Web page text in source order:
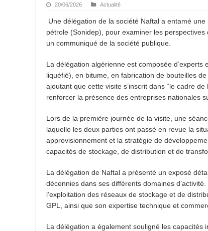
20/06/2026 Actualité
Une délégation de la société Naftal a entamé
pétrole (Sonidep), pour examiner les
un communiqué de la société publique.
La délégation algérienne est composée
liquéfié), en bitume, en fabrication de bouteilles
ajoutant que cette visite s’inscrit dans “le cadre
renforcer la présence des entreprises nationales
Lors de la première journée de la visite, une
laquelle les deux parties ont passé en revue la
approvisionnement et la stratégie de
capacités de stockage, de distribution et de
La délégation de Naftal a présenté un exposé
décennies dans ses différents domaines
l’exploitation des réseaux de stockage et de
GPL, ainsi que son expertise technique et
La délégation a également souligné les